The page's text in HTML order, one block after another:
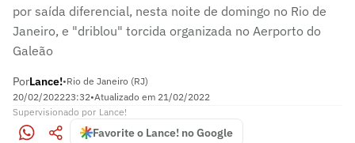
por saída diferencial, nesta noite de domingo no Rio de
Janeiro, e "driblou" torcida organizada no Aerporto do
Galeão
PorLance!•Rio de Janeiro (RJ)
20/02/202223:32•Atualizado em 21/02/2022
Supervisionado por Lance!
Favorite o Lance! no Google